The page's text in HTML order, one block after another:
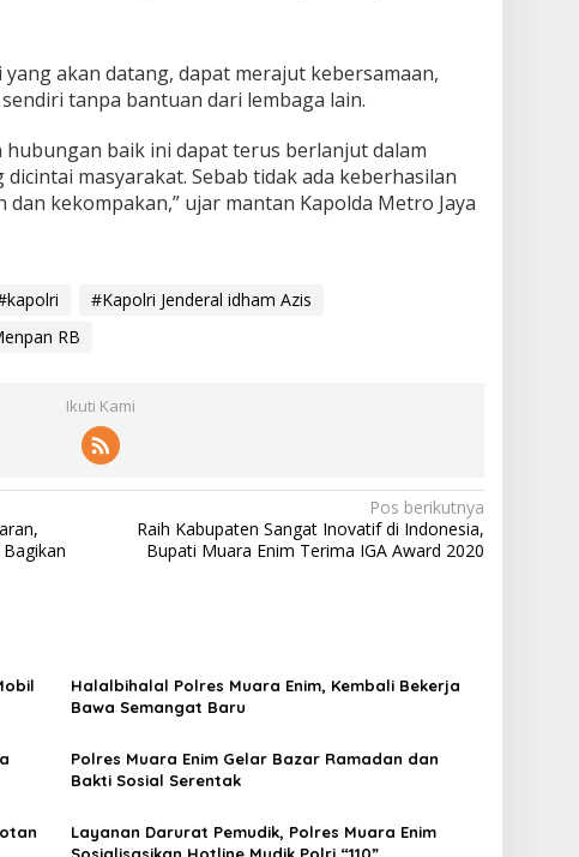
akan datang, dapat merajut kebersamaan,
tanpa bantuan dari lembaga lain.
hubungan baik ini dapat terus berlanjut dalam
masyarakat. Sebab tidak ada keberhasilan
kekompakan,” ujar mantan Kapolda Metro Jaya
#Kapolri Jenderal idham Azis
RB
Ikuti Kami
Pos berikutnya
Raih Kabupaten Sangat Inovatif di Indonesia,
Bupati Muara Enim Terima IGA Award 2020
Halalbihalal Polres Muara Enim, Kembali Bekerja
Bawa Semangat Baru
Polres Muara Enim Gelar Bazar Ramadan dan
Bakti Sosial Serentak
Layanan Darurat Pemudik, Polres Muara Enim